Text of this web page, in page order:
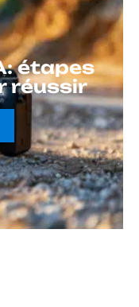
étapes
réussir